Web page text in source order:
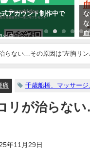
式アカウント制作中で
25日
らない…その原因は“左胸リン
痛 千歳船橋、マッサージ
リが治らな
年11月29日